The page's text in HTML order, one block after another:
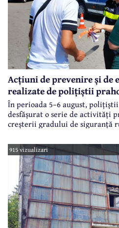
Acțiuni de prevenire și de
realizate de polițiștii
În perioada 5–6 august,
desfășurat o serie de activități
creșterii gradului de siguranță
estival.
915 vizualizari